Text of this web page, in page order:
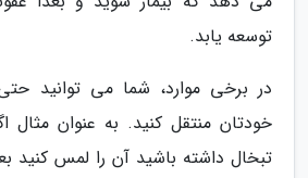
توسعه یابد.
در برخی موارد، شما می توانید حتی
خودتان منتقل کنید. به عنوان
تبخال داشته باشید آن را لمس